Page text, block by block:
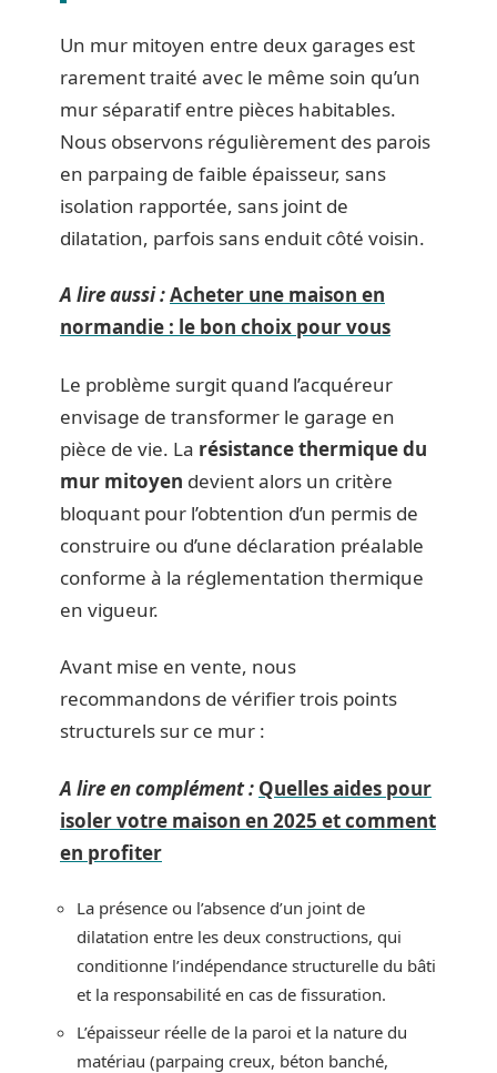
Un mur mitoyen entre deux garages est
rarement traité avec le même soin qu’un
mur séparatif entre pièces habitables.
Nous observons régulièrement des parois
en parpaing de faible épaisseur, sans
isolation rapportée, sans joint de
dilatation, parfois sans enduit côté voisin.
A lire aussi :Acheter une maison en
normandie : le bon choix pour vous
Le problème surgit quand l’acquéreur
envisage de transformer le garage en
pièce de vie. La résistance thermique du
mur mitoyen devient alors un critère
bloquant pour l’obtention d’un permis de
construire ou d’une déclaration préalable
conforme à la réglementation thermique
en vigueur.
Avant mise en vente, nous
recommandons de vérifier trois points
structurels sur ce mur :
A lire en complément : Quelles aides pour
isoler votre maison en 2025 et comment
en profiter
La présence ou l’absence d’un joint de
dilatation entre les deux constructions, qui
conditionne l’indépendance structurelle du bâti
et la responsabilité en cas de fissuration.
L’épaisseur réelle de la paroi et la nature du
matériau (parpaing creux, béton banché,